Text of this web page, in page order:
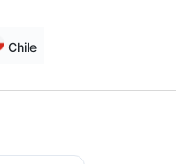
Chile